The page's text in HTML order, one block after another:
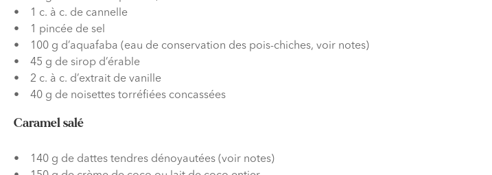
1 c. à c. de cannelle
1 pincée de sel
100 g d’aquafaba (eau de conservation des pois-chiches, voir notes)
45 g de sirop d’érable
2 c. à c. d’extrait de vanille
40 g de noisettes torréfiées concassées
Caramel salé
140 g de dattes tendres dénoyautées (voir notes)